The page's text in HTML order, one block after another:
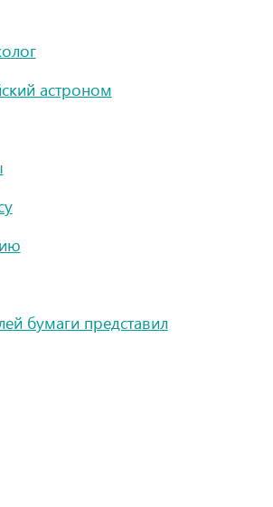
астроном
бумаги представил